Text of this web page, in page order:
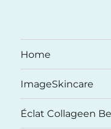
Home
ImageSkincare
Éclat Collageen